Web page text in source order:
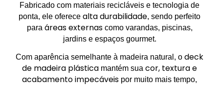
Fabricado com materiais recicláveis e tecnologia de
ponta, ele oferece alta durabilidade, sendo perfeito
para áreas externascomo varandas, piscinas,
jardins e espaços gourmet.
Com aparência semelhante à madeira natural, o deck
de madeira plástica mantém sua cor, textura e
acabamento impecáveis por muito mais tempo,